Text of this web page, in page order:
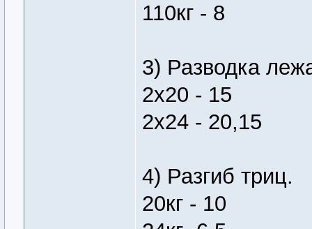
110кг - 8
3) Разводка
2х20 - 15
2х24 - 20,15
4) Разгиб триц.
20кг - 10